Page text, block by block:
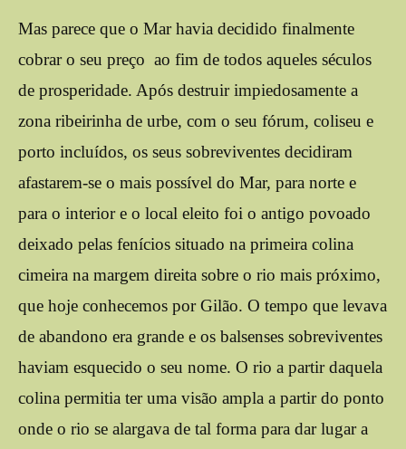
Mas parece que o Mar havia decidido finalmente
cobrar o seu preço ao fim de todos aqueles séculos
de prosperidade. Após destruir impiedosamente a
zona ribeirinha de urbe, com o seu fórum, coliseu e
porto incluídos, os seus sobreviventes decidiram
afastarem-se o mais possível do Mar, para norte e
para o interior e o local eleito foi o antigo povoado
deixado pelas fenícios situado na primeira colina
cimeira na margem direita sobre o rio mais próximo,
que hoje conhecemos por Gilão. O tempo que levava
de abandono era grande e os balsenses sobreviventes
haviam esquecido o seu nome. O rio a partir daquela
colina permitia ter uma visão ampla a partir do ponto
onde o rio se alargava de tal forma para dar lugar a